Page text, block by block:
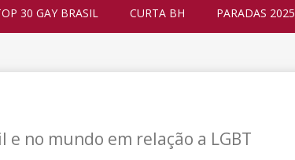
30 GAY BRASIL CURTA BH PARADAS 2025
e no mundo em relação a LGBT